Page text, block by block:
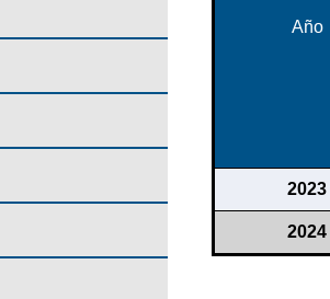
Año
2023
2024